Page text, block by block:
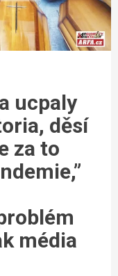
ucpaly
děsí
za to
média